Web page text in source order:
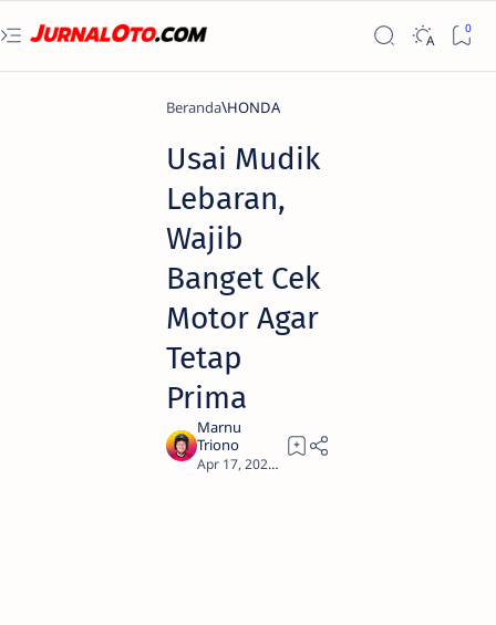
Beranda HONDA
Usai Mudik
Lebaran,
Wajib
Banget Cek
Motor Agar
Tetap
Prima